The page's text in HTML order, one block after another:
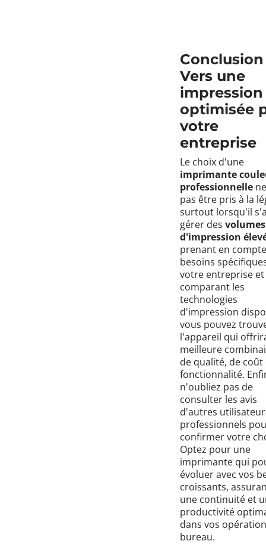
Conclusion
Vers une
impression
optimisée
votre
entreprise
Le choix d'une
imprimante
professionnelle
pas être pris à la
surtout lorsqu'il
gérer des volumes
d'impression
prenant en
besoins
votre entreprise et
comparant les
technologies
d'impression
vous pouvez
l'appareil qui
meilleure
de qualité, de coût
fonctionnalité.
n'oubliez pas de
consulter les avis
d'autres
professionnels
confirmer votre
Optez pour une
imprimante qui
évoluer avec vos
croissants,
une continuité et
productivité
dans vos
bureau.